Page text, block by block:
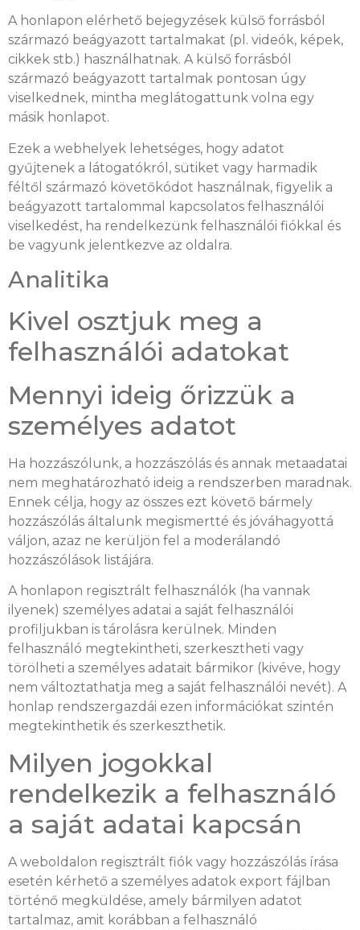
A honlapon elérhető bejegyzések külső forrásból
származó beágyazott tartalmakat (pl. videók, képek,
cikkek stb.) használhatnak. A külső forrásból
származó beágyazott tartalmak pontosan úgy
viselkednek, mintha meglátogattunk volna egy
másik honlapot.
Ezek a webhelyek lehetséges, hogy adatot
gyűjtenek a látogatókról, sütiket vagy harmadik
féltől származó követőkódot használnak, figyelik a
beágyazott tartalommal kapcsolatos felhasználói
viselkedést, ha rendelkezünk felhasználói fiókkal és
be vagyunk jelentkezve az oldalra.
Analitika
Kivel osztjuk meg a
felhasználói adatokat
Mennyi ideig őrizzük a
személyes adatot
Ha hozzászólunk, a hozzászólás és annak metaadatai
nem meghatározható ideig a rendszerben maradnak.
Ennek célja, hogy az összes ezt követő bármely
hozzászólás általunk megismertté és jóváhagyottá
váljon, azaz ne kerüljön fel a moderálandó
hozzászólások listájára.
A honlapon regisztrált felhasználók (ha vannak
ilyenek) személyes adatai a saját felhasználói
profiljukban is tárolásra kerülnek. Minden
felhasználó megtekintheti, szerkesztheti vagy
törölheti a személyes adatait bármikor (kivéve, hogy
nem változtathatja meg a saját felhasználói nevét). A
honlap rendszergazdái ezen információkat szintén
megtekinthetik és szerkeszthetik.
Milyen jogokkal
rendelkezik a felhasználó
a saját adatai kapcsán
A weboldalon regisztrált fiók vagy hozzászólás írása
esetén kérhető a személyes adatok export fájlban
történő megküldése, amely bármilyen adatot
tartalmaz, amit korábban a felhasználó